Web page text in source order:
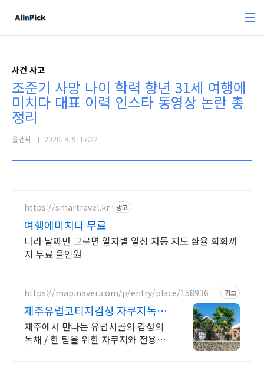
사건 사고
조준기 사망 나이 학력 향년 31세 여행에
미치다 대표 이력 인스타 동영상 논란 총
정리
올앤픽 2020. 9. 9. 17:22
https://smartravel.kr 광고
여행에미치다 무료
나라 날짜만 고르면 일자별 일정 자동 지도 환율 회화까
지 무료 올인원
https://map.naver.com/p/entry/place/15893686
광고
제주유럽코티지감성 자쿠지독채
프라이빗 제주여행, 유럽감성
제주에서 만나는 유럽시골의 감성의
독채 / 한 팀을 위한 자쿠지와 전용온